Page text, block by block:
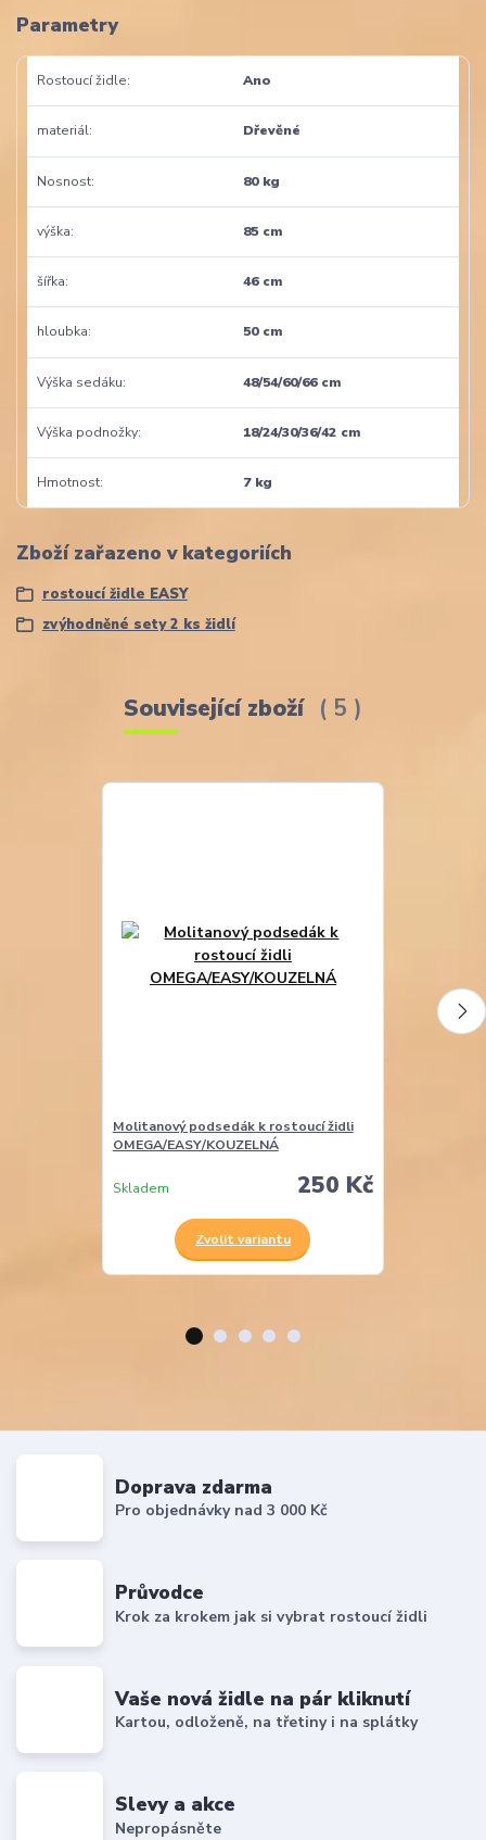
Parametry
Rostoucí židle Ano
materiál Dřevěné
Nosnost 80 kg
výška 85 cm
šířka 46 cm
hloubka 50 cm
Výška sedáku 48/54/60/66 cm
Výška podnožky 18/24/30/36/42 cm
Hmotnost 7 kg
Zboží zařazeno v kategoriích
rostoucí židle EASY
zvýhodněné sety 2 ks židlí
Související zboží 5
Molitanový podsedák k rostoucí židli
OMEGA/EASY/KOUZELNÁ
250 Kč
Skladem
Zvolit variantu
Doprava zdarma
Pro objednávky nad 3 000 Kč
Průvodce
Krok za krokem jak si vybrat rostoucí židli
Vaše nová židle na pár kliknutí
Kartou, odloženě, na třetiny i na splátky
Slevy a akce
Nepropásněte